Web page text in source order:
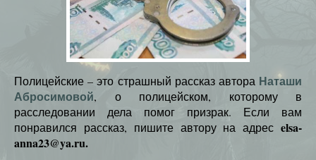
Полицейские – это страшный рассказ автора Наташи
Абросимовой, о полицейском, которому в
расследовании дела помог призрак. Если вам
понравился рассказ, пишите автору на адрес elsa-
anna23@ya.ru.